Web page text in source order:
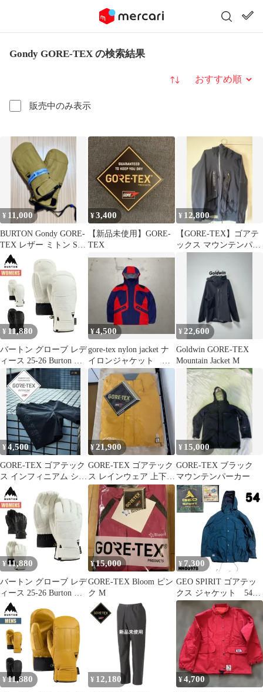
Gondy GORE-TEX の検索結果
販売中のみ表示
並び替え
¥ 11,000
BURTON Gondy GORE-
TEX レザー ミトン S
バートン
¥3,400
【新品未使用】GORE-
TEX
¥ 12,800
【GORE-TEX】ゴアテ
ックス マウンテンパー
¥ 11,880
バートン グローブ レデ
ィース 25-26 Burton ウ
ィメンズ ゴアテックス
レザー ゴンディ ミトン
W26JP-204611 Womens
Gondy GORE-TEX
Leather Mitten スノーボ
ードグローブ スノーグ
ローブ スノボ
¥4,500
gore-tex nylon jacket ナ
イロンジャケット 古
着
¥ 22,600
Goldwin GORE-TEX
Mountain Jacket M
¥4,500
GORE-TEX ゴアテック
ス インフィニアム ショ
ーツ
¥21,900
GORE-TEX ゴアテック
ス レインウェア 上下
レインハット付 ワーク
ウェア
¥ 15,000
GORE-TEX ブラック
マウンテンパーカー
¥ 11,880
バートン グローブ レデ
ィース 25-26 Burton ウ
ィメンズ ゴアテックス
レザー ゴンディ グロー
ブ W26JP-204591
Womens Gondy GORE-
TEX Leather Glove スノ
ーボードグローブ スノ
ーグローブ スノボ
¥15,000
GORE-TEX Bloom ピン
ク M
¥ 7,300
GEO SPIRIT ゴアテッ
クス ジャケット 54
NN00978
¥ 11,880 ¥ 12,180 ¥4,700